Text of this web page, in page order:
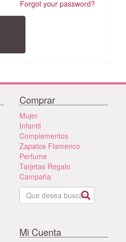
Forgot your password?
Comprar
Mujer
Infantil
Complementos
Zapatos Flamenco
Perfume
Tarjetas Regalo
Campaña
Mi Cuenta